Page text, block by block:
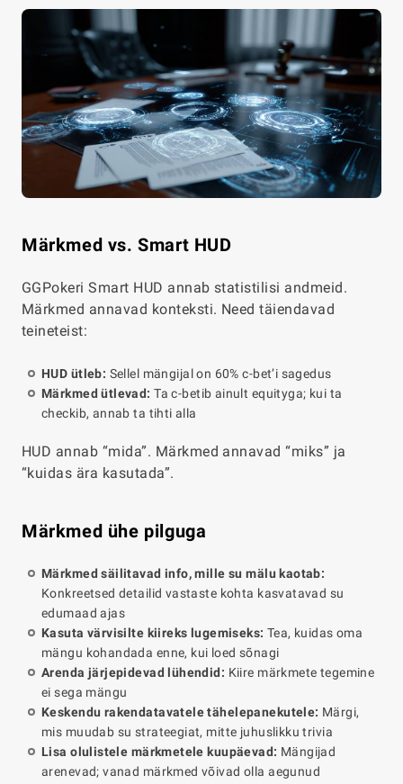
Märkmed vs. Smart HUD
GGPokeri Smart HUD annab statistilisi andmeid.
Märkmed annavad konteksti. Need täiendavad
teineteist:
HUD ütleb: Sellel mängijal on 60% c-bet’i sagedus
Märkmed ütlevad: Ta c-betib ainult equityga; kui ta
checkib, annab ta tihti alla
HUD annab “mida”. Märkmed annavad “miks” ja
“kuidas ära kasutada”.
Märkmed ühe pilguga
Märkmed säilitavad info, mille su mälu kaotab:
Konkreetsed detailid vastaste kohta kasvatavad su
edumaad ajas
Kasuta värvisilte kiireks lugemiseks: Tea, kuidas oma
mängu kohandada enne, kui loed sõnagi
Arenda järjepidevad lühendid: Kiire märkmete tegemine
ei sega mängu
Keskendu rakendatavatele tähelepanekutele: Märgi,
mis muudab su strateegiat, mitte juhuslikku trivia
Lisa olulistele märkmetele kuupäevad: Mängijad
arenevad; vanad märkmed võivad olla aegunud